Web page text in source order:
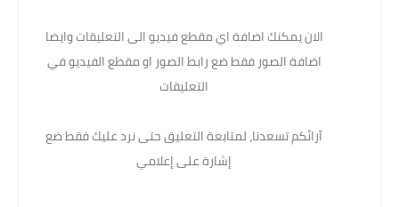
الان يمكنك اضافة اي مقطع فيديو الى التعليقات وايضا
اضافة الصور فقط ضع رابط الصور او مقطع الفيديو في
التعليقات
آرائكم تسعدنا، لمتابعة التعليق حتى نرد عليك فقط ضع
إشارة على إعلامي